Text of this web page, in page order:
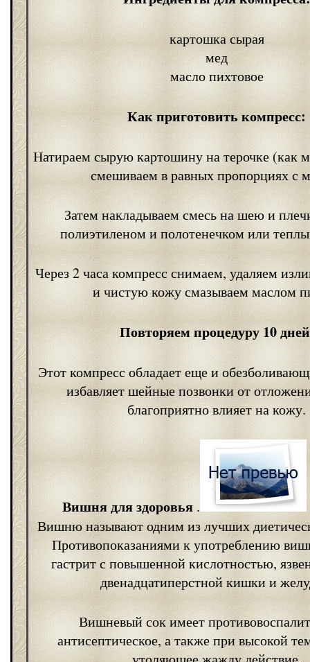
картошка сырая
мед
масло пихтовое
Как приготовить компресс:
Натираем сырую картошину на терочке (как
смешиваем в равных пропорциях с
Затем накладываем смесь на шею и
полиэтиленом и полотенечком или
Через 2 часа компресс снимаем, удаляем
и чистую кожу смазываем маслом
Повторяем процедуру 10
Этот компресс обладает еще и
избавляет шейные позвонки от
благоприятно влияет на кожу.
Вишня для здоровья .
Вишню называют одним из лучших
Противопоказаниями к употреблению
гастрит с повышенной кислотностью,
двенадцатиперстной кишки и
Вишневый сок имеет
антисептическое, а также при высокой